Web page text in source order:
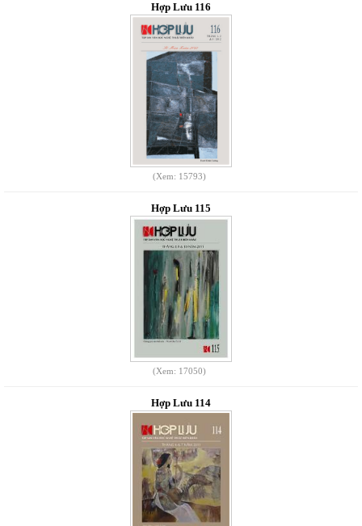
Hợp Lưu 116
(Xem: 15793)
Hợp Lưu 115
(Xem: 17050)
Hợp Lưu 114